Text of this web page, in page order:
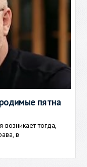
пятна
тогда,
в